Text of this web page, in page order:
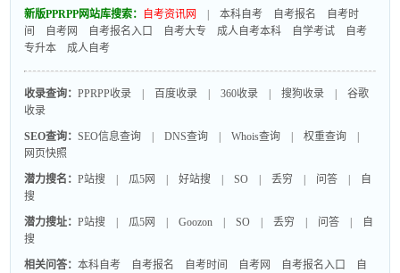
新版PPRPP网站库搜索： 自考资讯网 |本科自考 自考报名
自考时
间
自考网 自考报名入口 自考大专 成人自考本科 自学考试
自考
专升本
成人自考
收录查询：PPRPP收录 百度收录 |360收录 |搜狗收录 |谷歌
收录
SEO查询：SEO信息查询 |DNS查询 |Whois查询 |权重查询
网页快照
潜力搜名：P站搜 |瓜5网 |好站搜 |SO |丢穷 问答
自
搜
潜力搜址：P站搜 |瓜5网 |Goozon |SO |丢穷 问答
自
搜
相关问答：本科自考 自考报名 自考时间 自考网 自考报名入口
自